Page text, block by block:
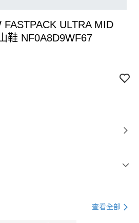
ULTRA MID
鞋 NF0A8D9WF67
查看全部